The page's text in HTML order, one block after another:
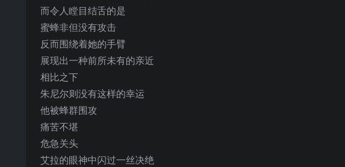
而令人瞠目结舌的是
蜜蜂非但没有攻击
反而围绕着她的手臂
展现出一种前所未有的亲近
相比之下
朱尼尔则没有这样的幸运
他被蜂群围攻
痛苦不堪
危急关头
艾拉的眼神中闪过一丝决绝